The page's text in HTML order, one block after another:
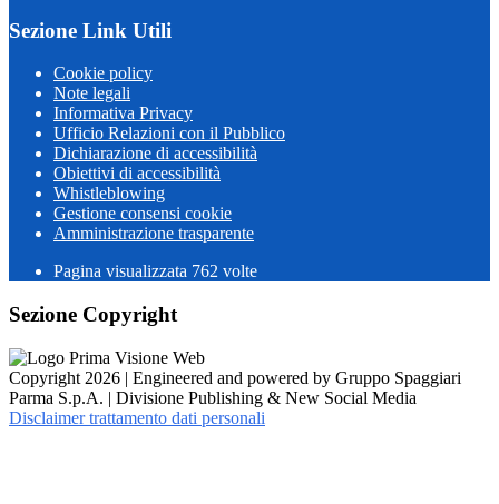
Sezione Link Utili
Cookie policy
Note legali
Informativa Privacy
Ufficio Relazioni con il Pubblico
Dichiarazione di accessibilità
Obiettivi di accessibilità
Whistleblowing
Gestione consensi cookie
Amministrazione trasparente
Pagina visualizzata 762 volte
Sezione Copyright
Copyright 2026 | Engineered and powered by Gruppo Spaggiari
Parma S.p.A. | Divisione Publishing & New Social Media
Disclaimer trattamento dati personali